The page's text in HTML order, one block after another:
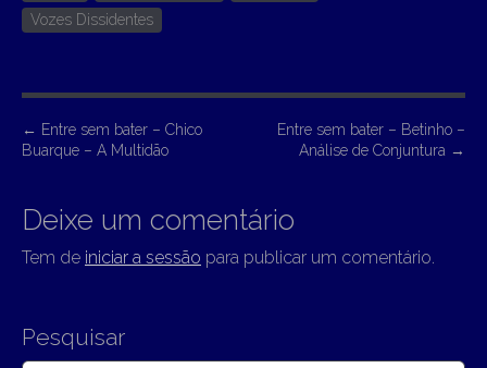
Vozes Dissidentes
P
o
t
n
i
← Entre sem bater – Chico
Buarque – A Multidão
Entre sem bater – Betinho –
Análise de Conjuntura →
Deixe um comentário
Tem de iniciar a sessão para publicar um comentário.
Pesquisar